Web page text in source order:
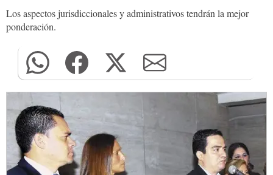
Los aspectos jurisdiccionales y administrativos tendrán la mejor
ponderación.